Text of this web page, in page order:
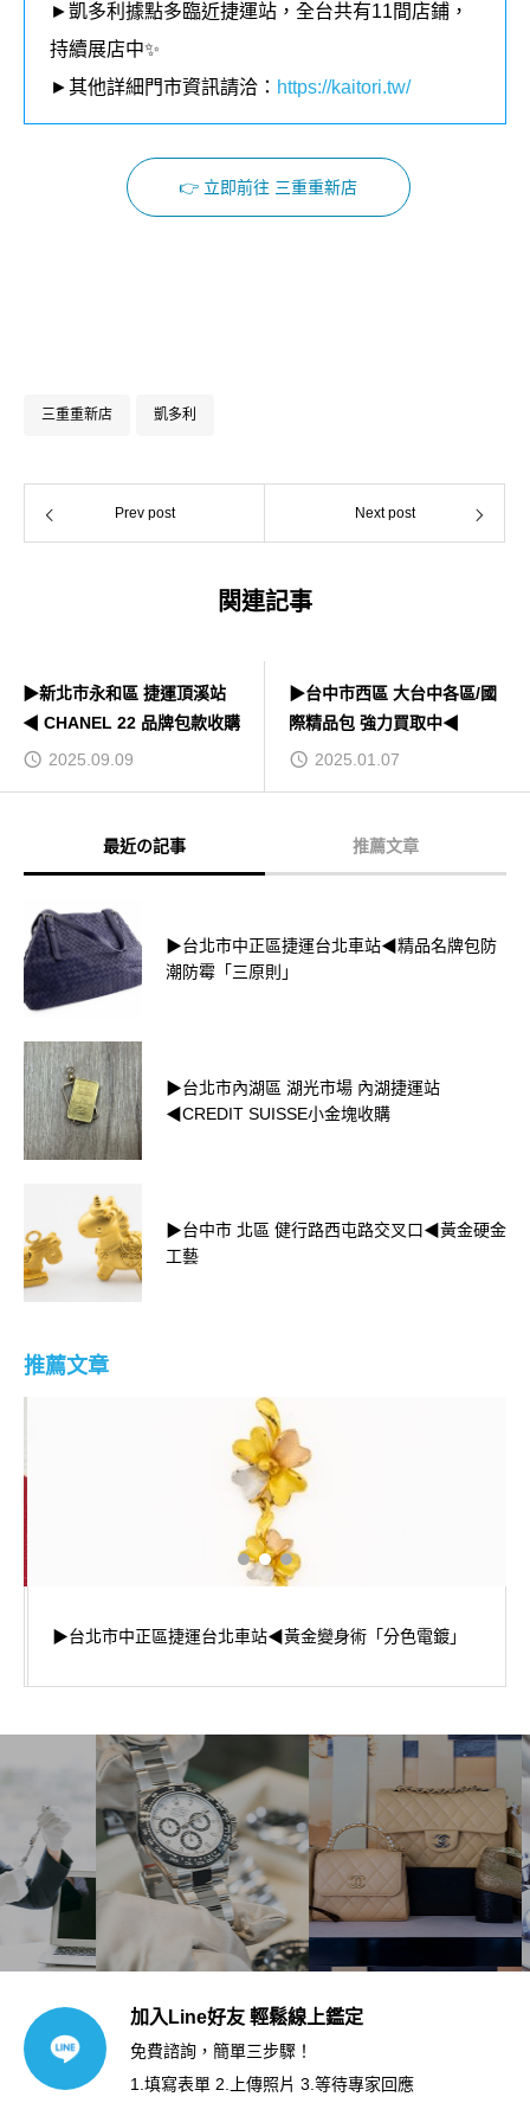
►凱多利據點多臨近捷運站，全台共有11間店鋪，
持續展店中✨
►其他詳細門市資訊請洽： https://kaitori.tw/
👉 立即前往 三重重新店
三重重新店 凱多利
Prev post Next post
関連記事
▶新北市永和區 捷運頂溪站
◀ CHANEL 22 品牌包款收購
2025.09.09
▶台中市西區 大台中各區/國
際精品包 強力買取中◀
2025.01.07
最近の記事 推薦文章
▶台北市中正區捷運台北車站◀精品名牌包防
潮防霉「三原則」
▶台北市內湖區 湖光市場 內湖捷運站
◀CREDIT SUISSE小金塊收購
▶台中市 北區 健行路西屯路交叉口◀黃金硬金
工藝
推薦文章
▶台北市中正區捷運台北車站◀黃金變身術「分色電鍍」
加入Line好友 輕鬆線上鑑定
免費諮詢，簡單三步驟！
1.填寫表單 2.上傳照片 3.等待專家回應